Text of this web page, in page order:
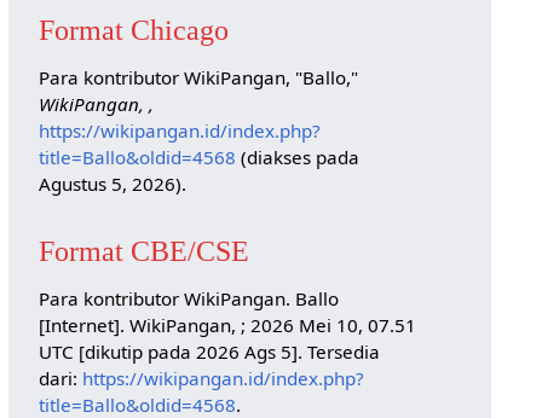
Format Chicago
Para kontributor WikiPangan, "Ballo,"
WikiPangan, ,
https://wikipangan.id/index.php?
title=Ballo&oldid=4568 (diakses pada
Agustus 5, 2026).
Format CBE/CSE
Para kontributor WikiPangan. Ballo
[Internet]. WikiPangan, ; 2026 Mei 10, 07.51
UTC [dikutip pada 2026 Ags 5]. Tersedia
dari: https://wikipangan.id/index.php?
title=Ballo&oldid=4568.